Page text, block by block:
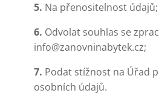
5. Na přenositelnost údajů;
6. Odvolat souhlas se
info@zanovninabytek.cz;
7. Podat stížnost na Úřad
osobních údajů.